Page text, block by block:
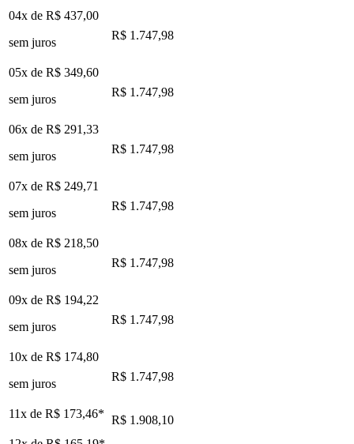
04x de R$ 437,00
sem juros
R$ 1.747,98
05x de R$ 349,60
sem juros
R$ 1.747,98
06x de R$ 291,33
sem juros
R$ 1.747,98
07x de R$ 249,71
sem juros
R$ 1.747,98
08x de R$ 218,50
sem juros
R$ 1.747,98
09x de R$ 194,22
sem juros
R$ 1.747,98
10x de R$ 174,80
sem juros
R$ 1.747,98
11x de R$ 173,46* R$ 1.908,10